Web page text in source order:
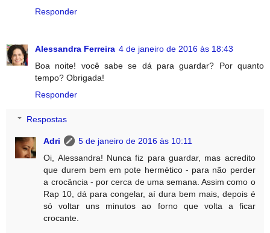
Responder
Alessandra Ferreira 4 de janeiro de 2016 às 18:43
Boa noite! você sabe se dá para guardar? Por quanto
tempo? Obrigada!
Responder
Respostas
Adri
5 de janeiro de 2016 às 10:11
Oi, Alessandra! Nunca fiz para guardar, mas acredito
que durem bem em pote hermético - para não perder
a crocância - por cerca de uma semana. Assim como o
Rap 10, dá para congelar, aí dura bem mais, depois é
só voltar uns minutos ao forno que volta a ficar
crocante.